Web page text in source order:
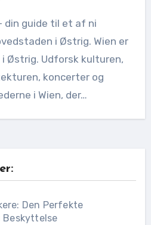
din guide til et af ni
i Østrig. Wien er
Østrig. Udforsk kulturen,
koncerter og
i Wien, der…
Den Perfekte
Beskyttelse